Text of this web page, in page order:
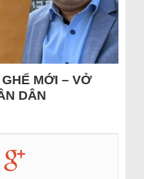
MỚI – VỞ
DÂN